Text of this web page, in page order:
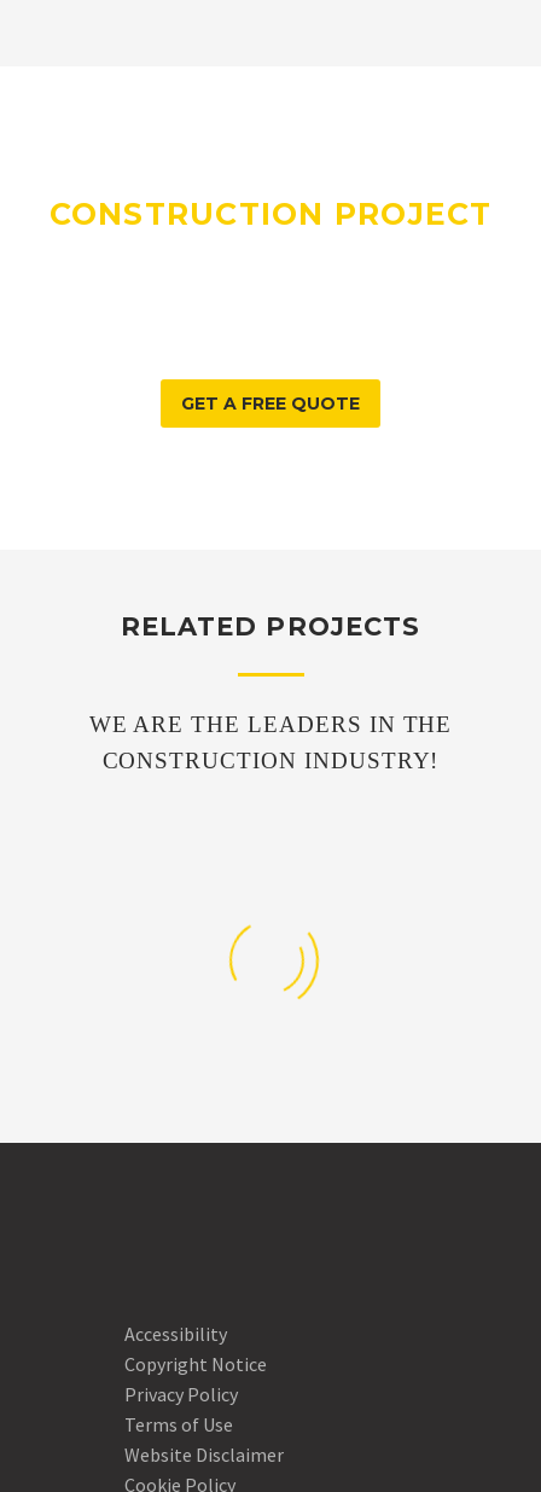
CONSTRUCTION PROJECT
GET A FREE QUOTE
RELATED PROJECTS
WE ARE THE LEADERS IN THE
CONSTRUCTION INDUSTRY!
LOBORTIS
(DEMO)
Accessibility
Copyright Notice
Privacy Policy
Terms of Use
Website Disclaimer
Cookie Policy